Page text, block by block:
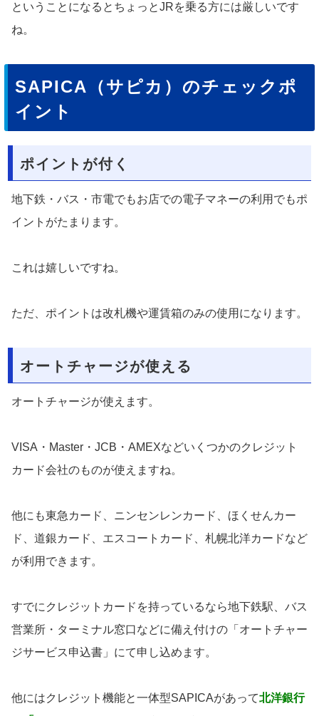
ということになるとちょっとJRを乗る方には厳しいです
ね。
SAPICA（サピカ）のチェックポ
イント
ポイントが付く
地下鉄・バス・市電でもお店での電子マネーの利用でもポ
イントがたまります。
これは嬉しいですね。
ただ、ポイントは改札機や運賃箱のみの使用になります。
オートチャージが使える
オートチャージが使えます。
VISA・Master・JCB・AMEXなどいくつかのクレジット
カード会社のものが使えますね。
他にも東急カード、ニンセンレンカード、ほくせんカー
ド、道銀カード、エスコートカード、札幌北洋カードなど
が利用できます。
すでにクレジットカードを持っているなら地下鉄駅、バス
営業所・ターミナル窓口などに備え付けの「オートチャー
ジサービス申込書」にて申し込めます。
他にはクレジット機能と一体型SAPICAがあって北洋銀行